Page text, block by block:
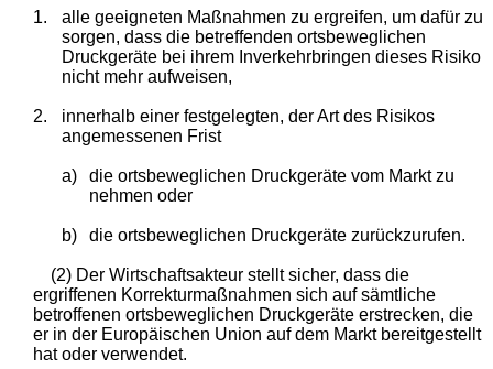
1.
alle geeigneten Maßnahmen zu ergreifen, um dafür zu
sorgen, dass die betreffenden ortsbeweglichen
Druckgeräte bei ihrem Inverkehrbringen dieses Risiko
nicht mehr aufweisen,
2.
innerhalb einer festgelegten, der Art des Risikos
angemessenen Frist
a)
die ortsbeweglichen Druckgeräte vom Markt zu
nehmen oder
b) die ortsbeweglichen Druckgeräte zurückzurufen.
(2) Der Wirtschaftsakteur stellt sicher, dass die
ergriffenen Korrekturmaßnahmen sich auf sämtliche
betroffenen ortsbeweglichen Druckgeräte erstrecken, die
er in der Europäischen Union auf dem Markt bereitgestellt
hat oder verwendet.